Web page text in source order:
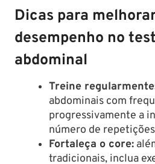
Dicas para
desempenho no
abdominal
Treine
abdominais com
progressivamente a
número de
Fortaleça o core:
tradicionais, inclua